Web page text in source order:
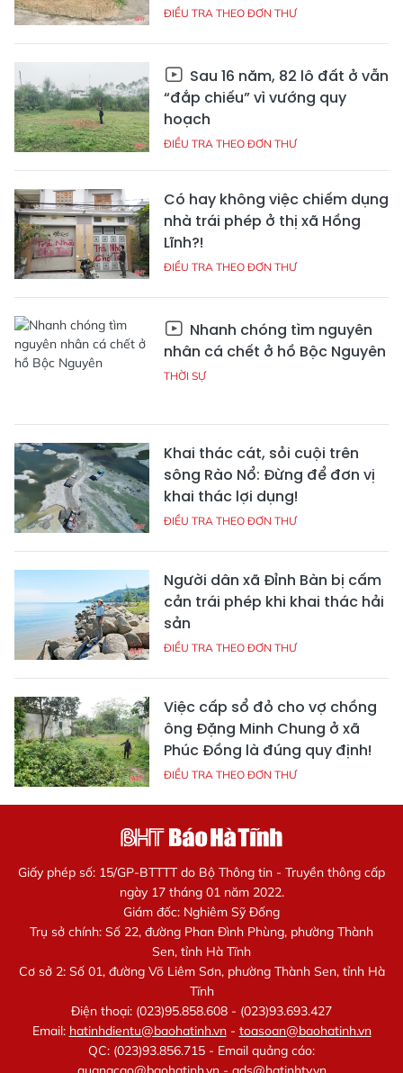
ĐIỀU TRA THEO ĐƠN THƯ
Sau 16 năm, 82 lô đất ở vẫn
“đắp chiếu” vì vướng quy
hoạch
ĐIỀU TRA THEO ĐƠN THƯ
Có hay không việc chiếm dụng
nhà trái phép ở thị xã Hồng
Lĩnh?!
ĐIỀU TRA THEO ĐƠN THƯ
Nhanh chóng tìm nguyên
nhân cá chết ở hồ Bộc Nguyên
THỜI SỰ
Khai thác cát, sỏi cuội trên
sông Rào Nổ: Đừng để đơn vị
khai thác lợi dụng!
ĐIỀU TRA THEO ĐƠN THƯ
Người dân xã Đỉnh Bàn bị cấm
cản trái phép khi khai thác hải
sản
ĐIỀU TRA THEO ĐƠN THƯ
Việc cấp sổ đỏ cho vợ chồng
ông Đặng Minh Chung ở xã
Phúc Đồng là đúng quy định!
ĐIỀU TRA THEO ĐƠN THƯ
Giấy phép số: 15/GP-BTTTT do Bộ Thông tin - Truyền thông cấp
ngày 17 tháng 01 năm 2022.
Giám đốc: Nghiêm Sỹ Đống
Trụ sở chính: Số 22, đường Phan Đình Phùng, phường Thành
Sen, tỉnh Hà Tĩnh
Cơ sở 2: Số 01, đường Võ Liêm Sơn, phường Thành Sen, tỉnh Hà
Tĩnh
Điện thoại: (023)95.858.608 - (023)93.693.427
Email: hatinhdientu@baohatinh.vn- toasoan@baohatinh.vn
QC: (023)93.856.715 - Email quảng cáo: